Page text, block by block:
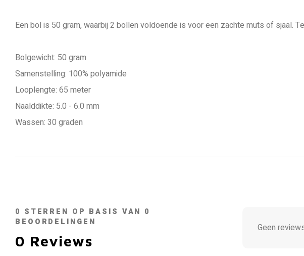
Een bol is 50 gram, waarbij 2 bollen voldoende is voor een zachte muts of sjaal.
Bolgewicht: 50 gram
Samenstelling: 100% polyamide
Looplengte: 65 meter
Naalddikte: 5.0 - 6.0 mm
Wassen: 30 graden
0 STERREN OP BASIS VAN 0
BEOORDELINGEN
0 Reviews
Geen